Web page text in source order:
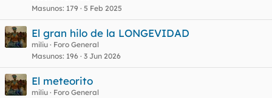
a
Masunos 179 5 Feb 2025
El gran hilo de la LONGEVIDAD
miliu
Foro General
Masunos 196 3 Jun 2026
El meteorito
miliu
Foro General